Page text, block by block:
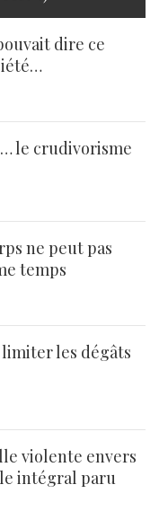
dire ce
le crudivorisme
ne peut pas
temps
les dégâts
violente envers
intégral paru